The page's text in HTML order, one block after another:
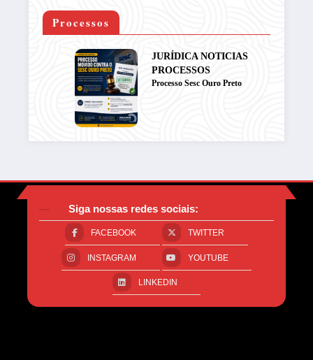
Processos
JURÍDICA NOTICIAS
PROCESSOS
Processo Sesc Ouro Preto
Siga nossas redes sociais:
FACEBOOK TWITTER
INSTAGRAM YOUTUBE
LINKEDIN